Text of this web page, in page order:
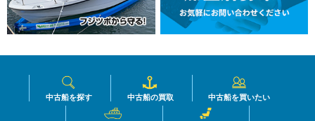
中古船を探す 中古船の買取 中古船を買いたい